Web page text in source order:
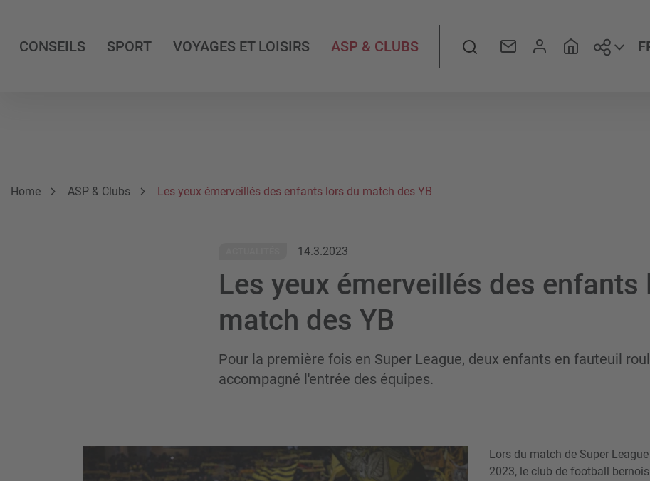
CONSEILS SPORT VOYAGES ET LOISIRS ASP & CLUBS Rechercher
Breadcrumb
Vous êtes ici:
Home ASP & Clubs Les yeux émerveillés des enfants lors du match des YB
14.3.2023
Les yeux émerveillés des enfants
match des YB
Pour la première fois en Super League, deux enfants en fauteuil
accompagné l'entrée des équipes.
Lors du match de Super
2023, le club de football